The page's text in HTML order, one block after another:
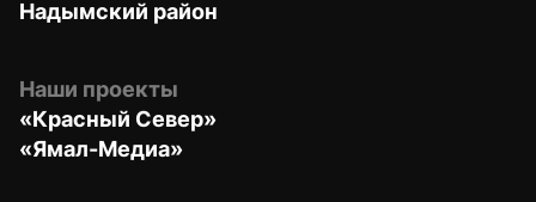
Надымский район
Наши проекты
«Красный Север»
«Ямал-Медиа»